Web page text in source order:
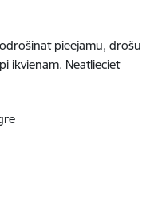
pieejamu, drošu
ikvienam. Neatlieciet